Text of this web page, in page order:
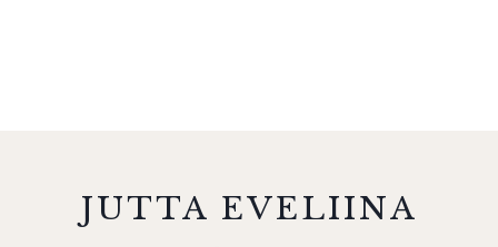
JUTTA EVELIINA